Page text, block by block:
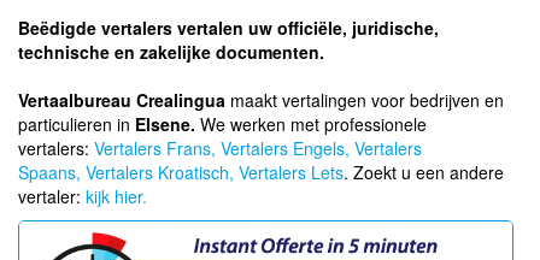
Beëdigde vertalers vertalen uw officiële, juridische,
technische en zakelijke documenten.
Vertaalbureau Crealingua maakt vertalingen voor bedrijven en
particulieren in Elsene. We werken met professionele
vertalers: Vertalers Frans, Vertalers Engels, Vertalers
Spaans, Vertalers Kroatisch, Vertalers Lets. Zoekt u een andere
vertaler: kijk hier.